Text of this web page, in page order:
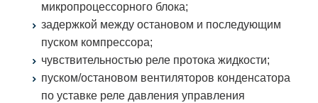
микропроцессорного блока;
задержкой между остановом и последующим
пуском компрессора;
чувствительностью реле протока жидкости;
пуском/остановом вентиляторов конденсатора
по уставке реле давления управления